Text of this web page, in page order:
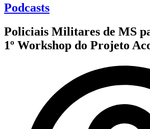
Podcasts
Policiais Militares de MS
1º Workshop do Projeto